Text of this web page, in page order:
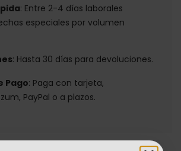
: Entre 2-4 días laborales
especiales por volumen
: Hasta 30 días para devoluciones.
Pago: Paga con tarjeta,
PayPal o a plazos.